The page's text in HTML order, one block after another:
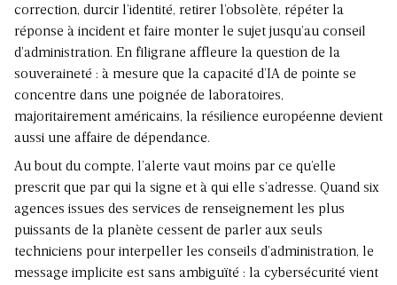
correction, durcir l’identité, retirer l’obsolète, répéter la
réponse à incident et faire monter le sujet jusqu’au conseil
d’administration. En filigrane affleure la question de la
souveraineté : à mesure que la capacité d’IA de pointe se
concentre dans une poignée de laboratoires,
majoritairement américains, la résilience européenne devient
aussi une affaire de dépendance.
Au bout du compte, l’alerte vaut moins par ce qu’elle
prescrit que par qui la signe et à qui elle s’adresse. Quand six
agences issues des services de renseignement les plus
puissants de la planète cessent de parler aux seuls
techniciens pour interpeller les conseils d’administration, le
message implicite est sans ambiguïté : la cybersécurité vient